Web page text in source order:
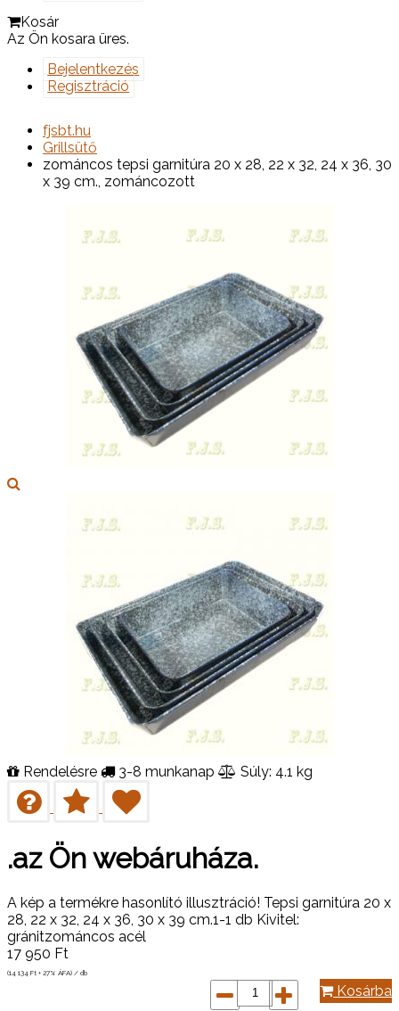
Kosár
Az Ön kosara üres.
Bejelentkezés
Regisztráció
fjsbt.hu
Grillsütő
zománcos tepsi garnitúra 20 x 28, 22 x 32, 24 x 36, 30
x 39 cm., zománcozott
Rendelésre 3-8 munkanap Súly: 4.1 kg
.az Ön webáruháza.
A kép a termékre hasonlító illusztráció! Tepsi garnitúra 20 x
28, 22 x 32, 24 x 36, 30 x 39 cm.1-1 db Kivitel:
gránitzománcos acél
17 950 Ft
(14 134 Ft + 27% ÁFA) / db
Kosárba